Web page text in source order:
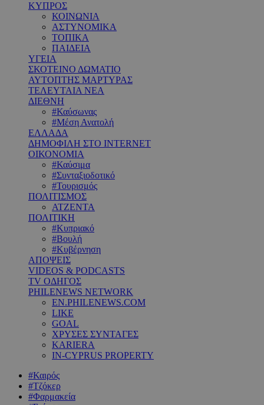
ΚΥΠΡΟΣ
ΚΟΙΝΩΝΙΑ
ΑΣΤΥΝΟΜΙΚΑ
ΤΟΠΙΚΑ
ΠΑΙΔΕΙΑ
ΥΓΕΙΑ
ΣΚΟΤΕΙΝΟ ΔΩΜΑΤΙΟ
ΑΥΤΟΠΤΗΣ ΜΑΡΤΥΡΑΣ
ΤΕΛΕΥΤΑΙΑ ΝΕΑ
ΔΙΕΘΝΗ
#Καύσωνας
#Μέση Ανατολή
ΕΛΛΑΔΑ
ΔΗΜΟΦΙΛΗ ΣΤΟ INTERNET
ΟΙΚΟΝΟΜΙΑ
#Καύσιμα
#Συνταξιοδοτικό
#Τουρισμός
ΠΟΛΙΤΙΣΜΟΣ
ΑΤΖΕΝΤΑ
ΠΟΛΙΤΙΚΗ
#Κυπριακό
#Βουλή
#Κυβέρνηση
ΑΠΟΨΕΙΣ
VIDEOS & PODCASTS
TV ΟΔΗΓΟΣ
PHILENEWS NETWORK
EN.PHILENEWS.COM
LIKE
GOAL
ΧΡΥΣΕΣ ΣΥΝΤΑΓΕΣ
KARIERA
IN-CYPRUS PROPERTY
#Καιρός
#Τζόκερ
#Φαρμακεία